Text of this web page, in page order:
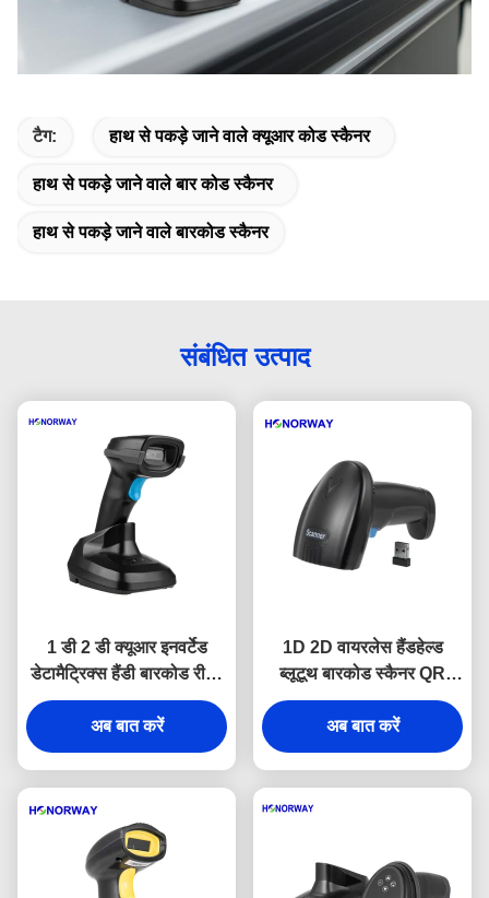
टैग: हाथ से पकड़े जाने वाले क्यूआर कोड स्कैनर
हाथ से पकड़े जाने वाले बार कोड स्कैनर
हाथ से पकड़े जाने वाले बारकोड स्कैनर
संबंधित उत्पाद
1 डी 2 डी क्यूआर इनवर्टेड
डेटामैट्रिक्स हैंडी बारकोड रीडर
ब्लूटूथ वायरलेस यूएसबी हैंडहेल्ड
स्कैनर
अब बात करें
1D 2D वायरलेस हैंडहेल्ड
ब्लूटूथ बारकोड स्कैनर QR
भुगतान के लिए समायोज्य गति
अब बात करें